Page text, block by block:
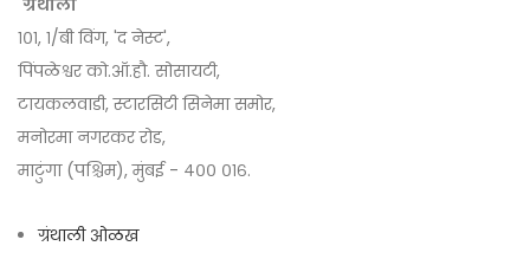
१०१, १/बी विंग, 'द नेस्ट',
पिंपळेश्वर को.ऑ.हौ. सोसायटी,
टायकलवाडी, स्टारसिटी सिनेमा समोर,
मनोरमा नगरकर रोड,
माटुंगा (पश्चिम), मुंबई - ४०० ०१६.
ग्रंथाली ओळख